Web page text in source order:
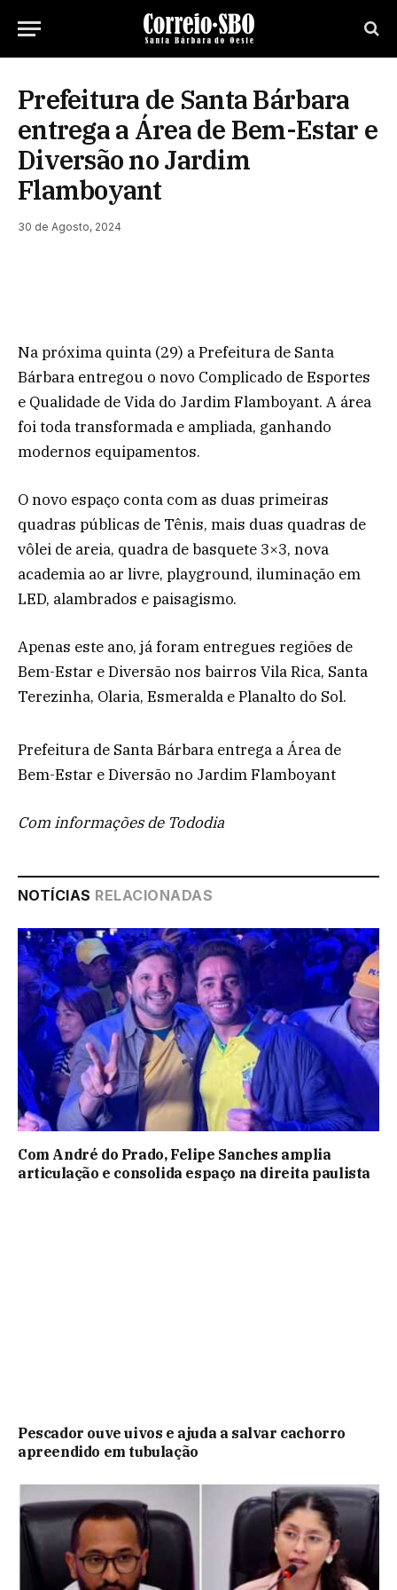
Prefeitura de Santa Bárbara
entrega a Área de Bem-Estar e
Diversão no Jardim
Flamboyant
30 de Agosto, 2024
Na próxima quinta (29) a Prefeitura de Santa
Bárbara entregou o novo Complicado de Esportes
e Qualidade de Vida do Jardim Flamboyant. A área
foi toda transformada e ampliada, ganhando
modernos equipamentos.
O novo espaço conta com as duas primeiras
quadras públicas de Tênis, mais duas quadras de
vôlei de areia, quadra de basquete 3×3, nova
academia ao ar livre, playground, iluminação em
LED, alambrados e paisagismo.
Apenas este ano, já foram entregues regiões de
Bem-Estar e Diversão nos bairros Vila Rica, Santa
Terezinha, Olaria, Esmeralda e Planalto do Sol.
Prefeitura de Santa Bárbara entrega a Área de
Bem-Estar e Diversão no Jardim Flamboyant
Com informações de Tododia
NOTÍCIAS RELACIONADAS
Com André do Prado, Felipe Sanches amplia
articulação e consolida espaço na direita paulista
Pescador ouve uivos e ajuda a salvar cachorro
apreendido em tubulação